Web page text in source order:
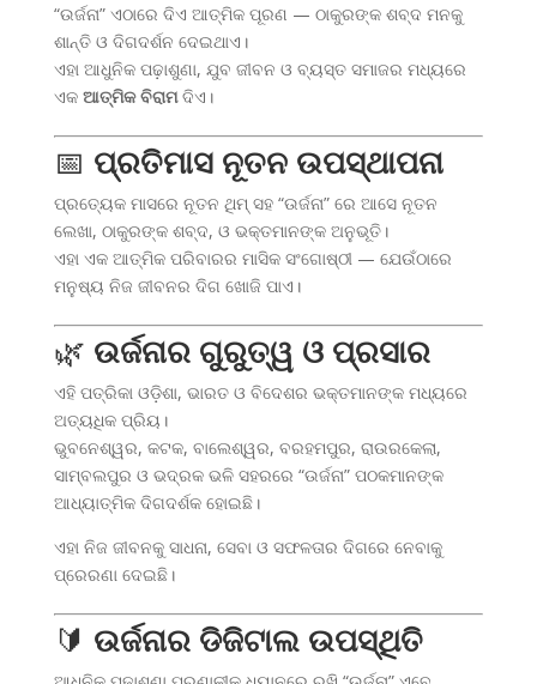
“ଉର୍ଜନା” ଏଠାରେ ଦିଏ ଆତ୍ମିକ ପୂରଣ — ଠାକୁରଙ୍କ ଶବ୍ଦ ମନକୁ
ଶାନ୍ତି ଓ ଦିଗଦର୍ଶନ ଦେଇଥାଏ।
ଏହା ଆଧୁନିକ ପଢ଼ାଶୁଣା, ଯୁବ ଜୀବନ ଓ ବ୍ୟସ୍ତ ସମାଜର ମଧ୍ୟରେ
ଏକ ଆତ୍ମିକ ବିରାମଦିଏ।
📅 ପ୍ରତିମାସ ନୂତନ ଉପସ୍ଥାପନା
ପ୍ରତ୍ୟେକ ମାସରେ ନୂତନ ଥିମ୍ ସହ “ଉର୍ଜନା” ରେ ଆସେ ନୂତନ
ଲେଖା, ଠାକୁରଙ୍କ ଶବ୍ଦ, ଓ ଭକ୍ତମାନଙ୍କ ଅନୁଭୂତି।
ଏହା ଏକ ଆତ୍ମିକ ପରିବାରର ମାସିକ ସଂଗୋଷ୍ଠୀ — ଯେଉଁଠାରେ
ମନୁଷ୍ୟ ନିଜ ଜୀବନର ଦିଗ ଖୋଜି ପାଏ।
🌿 ଉର୍ଜନାର ଗୁରୁତ୍ୱ ଓ ପ୍ରସାର
ଏହି ପତ୍ରିକା ଓଡ଼ିଶା, ଭାରତ ଓ ବିଦେଶର ଭକ୍ତମାନଙ୍କ ମଧ୍ୟରେ
ଅତ୍ୟଧିକ ପ୍ରିୟ।
ଭୁବନେଶ୍ୱର, କଟକ, ବାଲେଶ୍ୱର, ବରହମପୁର, ରାଉରକେଲା,
ସାମ୍ବଲପୁର ଓ ଭଦ୍ରକ ଭଳି ସହରରେ “ଉର୍ଜନା” ପଠକମାନଙ୍କ
ଆଧ୍ୟାତ୍ମିକ ଦିଗଦର୍ଶକ ହୋଇଛି।
ଏହା ନିଜ ଜୀବନକୁ ସାଧନା, ସେବା ଓ ସଫଳତାର ଦିଗରେ ନେବାକୁ
ପ୍ରେରଣା ଦେଇଛି।
🔰 ଉର୍ଜନାର ଡିଜିଟାଲ ଉପସ୍ଥିତି